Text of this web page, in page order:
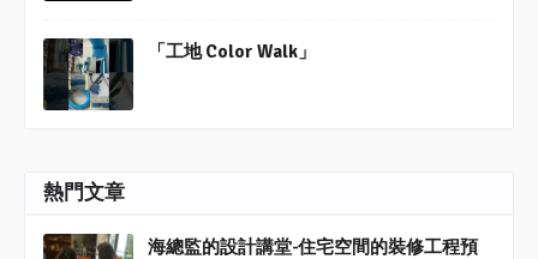
「工地 Color Walk」
熱門文章
海總監的設計講堂-住宅空間的裝修工程預